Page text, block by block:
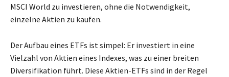
MSCI World zu investieren, ohne die Notwendigkeit,
einzelne Aktien zu kaufen.
Der Aufbau eines ETFs ist simpel: Er investiert in eine
Vielzahl von Aktien eines Indexes, was zu einer breiten
Diversifikation führt. Diese Aktien-ETFs sind in der Regel